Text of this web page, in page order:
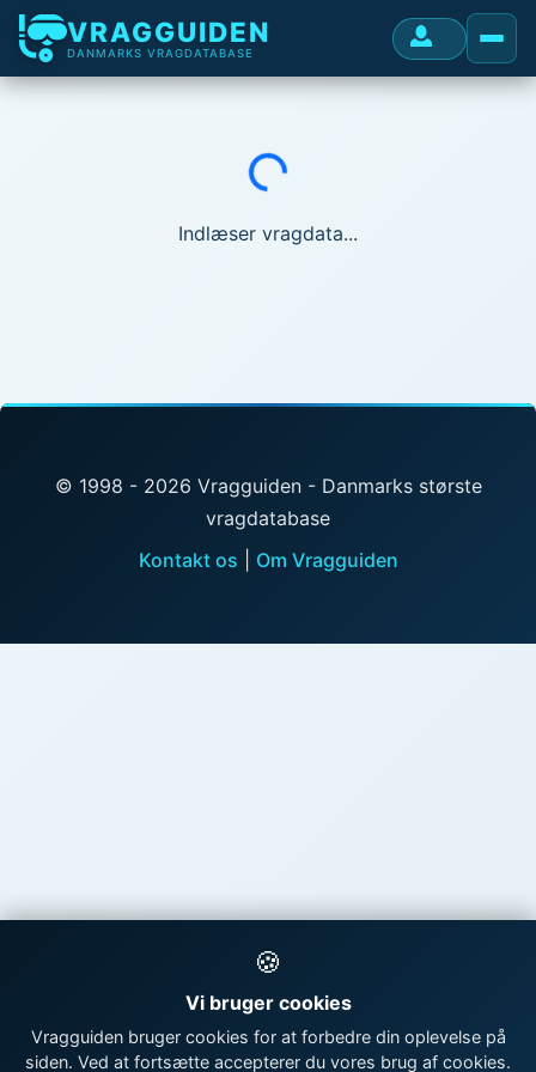
VRAGGUIDEN
DANMARKS VRAGDATABASE
Indlæser...
Indlæser vragdata...
© 1998 - 2026 Vragguiden - Danmarks største
vragdatabase
Kontakt os
Om Vragguiden
🍪
Vi bruger cookies
Vragguiden bruger cookies for at forbedre din oplevelse på
siden. Ved at fortsætte accepterer du vores brug af cookies.